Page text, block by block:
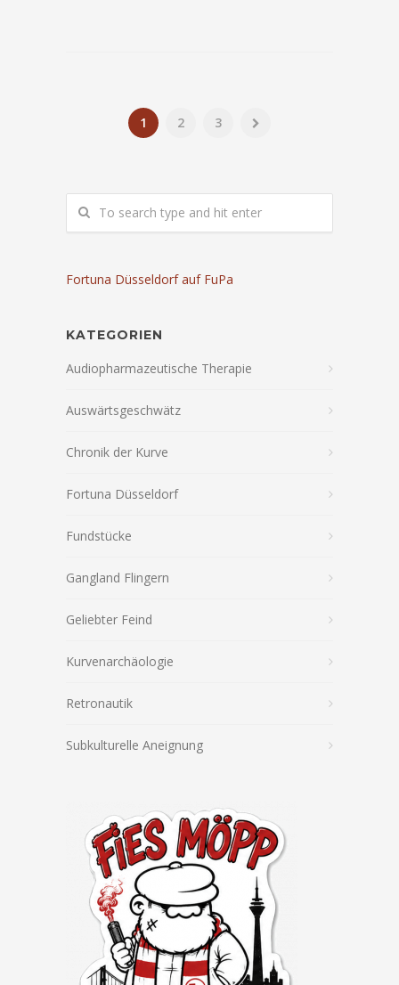
1 2 3
Fortuna Düsseldorf auf FuPa
KATEGORIEN
Audiopharmazeutische Therapie
Auswärtsgeschwätz
Chronik der Kurve
Fortuna Düsseldorf
Fundstücke
Gangland Flingern
Geliebter Feind
Kurvenarchäologie
Retronautik
Subkulturelle Aneignung